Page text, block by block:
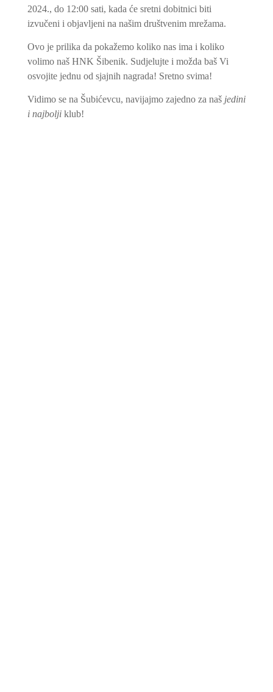
2024., do 12:00 sati, kada će sretni dobitnici biti
izvučeni i objavljeni na našim društvenim mrežama.
Ovo je prilika da pokažemo koliko nas ima i koliko
volimo naš HNK Šibenik. Sudjelujte i možda baš Vi
osvojite jednu od sjajnih nagrada! Sretno svima!
Vidimo se na Šubićevcu, navijajmo zajedno za naš jedini
i najboljiklub!